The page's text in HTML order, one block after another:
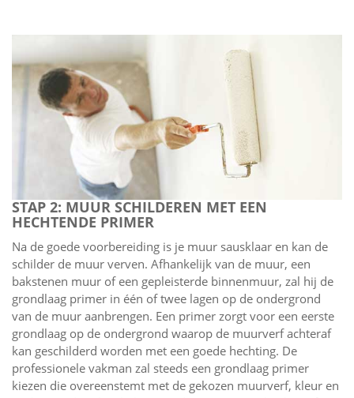
STAP 2: MUUR SCHILDEREN MET EEN
HECHTENDE PRIMER
Na de goede voorbereiding is je muur sausklaar en kan de
schilder de muur verven. Afhankelijk van de muur, een
bakstenen muur of een gepleisterde binnenmuur, zal hij de
grondlaag primer in één of twee lagen op de ondergrond
van de muur aanbrengen. Een primer zorgt voor een eerste
grondlaag op de ondergrond waarop de muurverf achteraf
kan geschilderd worden met een goede hechting. De
professionele vakman zal steeds een grondlaag primer
kiezen die overeenstemt met de gekozen muurverf, kleur en